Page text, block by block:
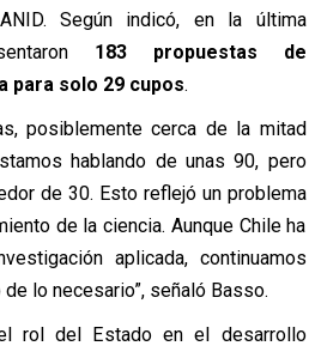
Según indicó, en la última
183 propuestas de
para solo 29 cupos.
posiblemente cerca de la mitad
hablando de unas 90, pero
de 30. Esto reflejó un problema
de la ciencia. Aunque Chile ha
aplicada, continuamos
lo necesario”, señaló Basso.
rol del Estado en el desarrollo